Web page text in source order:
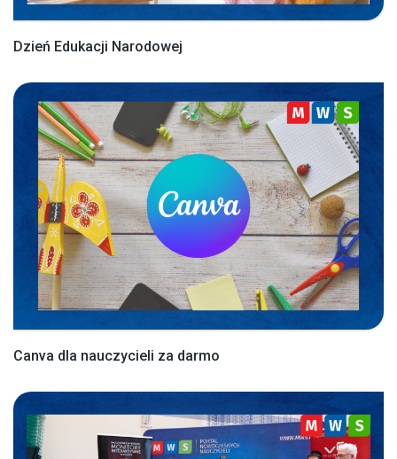
Dzień Edukacji Narodowej
Canva dla nauczycieli za darmo